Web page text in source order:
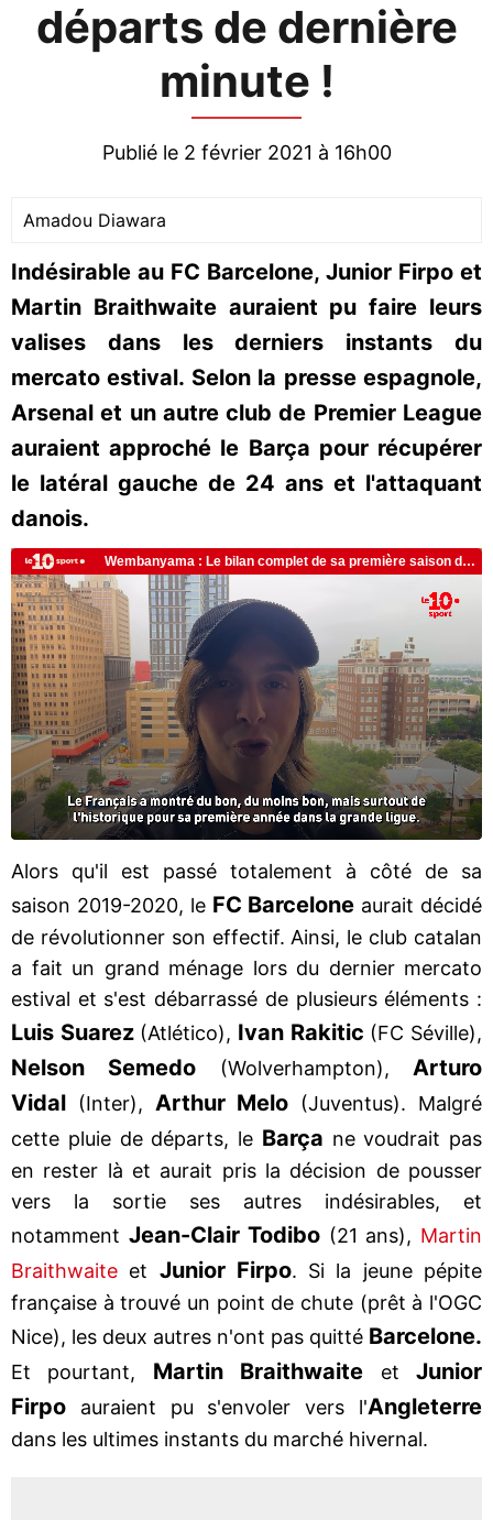
départs de dernière
minute !
Publié le 2 février 2021 à 16h00
Amadou Diawara
Indésirable au FC Barcelone, Junior Firpo et
Martin Braithwaite auraient pu faire leurs
valises dans les derniers instants du
mercato estival. Selon la presse espagnole,
Arsenal et un autre club de Premier League
auraient approché le Barça pour récupérer
le latéral gauche de 24 ans et l'attaquant
danois.
Alors qu'il est passé totalement à côté de sa
saison 2019-2020, le FC Barcelone aurait décidé
de révolutionner son effectif. Ainsi, le club catalan
a fait un grand ménage lors du dernier mercato
estival et s'est débarrassé de plusieurs éléments :
Luis Suarez(Atlético), Ivan Rakitic (FC Séville),
Nelson Semedo (Wolverhampton), Arturo
Vidal (Inter), Arthur Melo (Juventus). Malgré
cette pluie de départs, le Barça ne voudrait pas
en rester là et aurait pris la décision de pousser
vers la sortie ses autres indésirables, et
notamment Jean-Clair Todibo (21 ans), Martin
Braithwaite et Junior Firpo. Si la jeune pépite
française à trouvé un point de chute (prêt à l'OGC
Nice), les deux autres n'ont pas quitté Barcelone.
Et pourtant, Martin Braithwaite etJunior
Firpo auraient pu s'envoler vers l'Angleterre
dans les ultimes instants du marché hivernal.